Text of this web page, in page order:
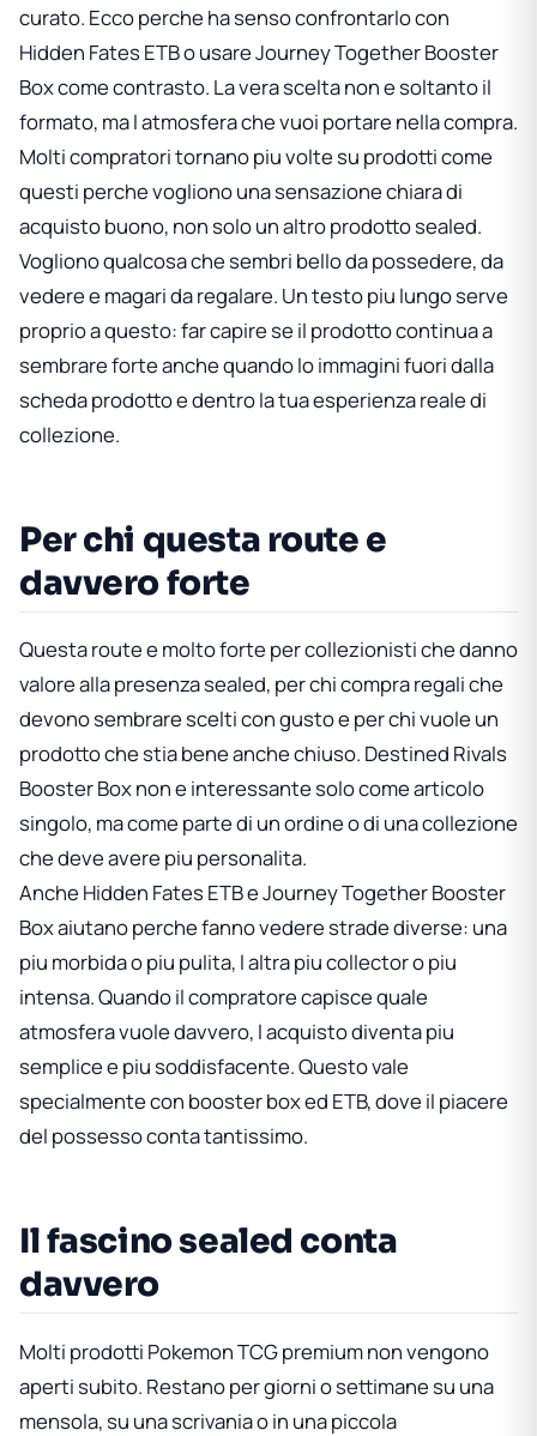
curato. Ecco perche ha senso confrontarlo con
Hidden Fates ETBo usareJourney Together Booster
Boxcome contrasto. La vera scelta non e soltanto il
formato, ma l atmosfera che vuoi portare nella compra.
Molti compratori tornano piu volte su prodotti come
questi perche vogliono una sensazione chiara di
acquisto buono, non solo un altro prodotto sealed.
Vogliono qualcosa che sembri bello da possedere, da
vedere e magari da regalare. Un testo piu lungo serve
proprio a questo: far capire se il prodotto continua a
sembrare forte anche quando lo immagini fuori dalla
scheda prodotto e dentro la tua esperienza reale di
collezione.
Per chi questa route e
davvero forte
Questa route e molto forte per collezionisti che danno
valore alla presenza sealed, per chi compra regali che
devono sembrare scelti con gusto e per chi vuole un
prodotto che stia bene anche chiuso. Destined Rivals
Booster Boxnon e interessante solo come articolo
singolo, ma come parte di un ordine o di una collezione
che deve avere piu personalita.
Anche Hidden Fates ETBeJourney Together Booster
Boxaiutano perche fanno vedere strade diverse: una
piu morbida o piu pulita, l altra piu collector o piu
intensa. Quando il compratore capisce quale
atmosfera vuole davvero, l acquisto diventa piu
semplice e piu soddisfacente. Questo vale
specialmente con booster box ed ETB, dove il piacere
del possesso conta tantissimo.
Il fascino sealed conta
davvero
Molti prodotti Pokemon TCG premium non vengono
aperti subito. Restano per giorni o settimane su una
mensola, su una scrivania o in una piccola